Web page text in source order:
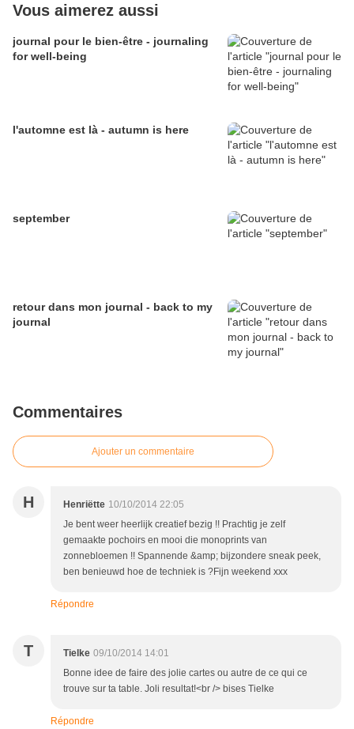
Vous aimerez aussi
journal pour le bien-être - journaling
for well-being
l'automne est là - autumn is here
september
retour dans mon journal - back to my
journal
Commentaires
Ajouter un commentaire
H Henriëtte 10/10/2014 22:05
Je bent weer heerlijk creatief bezig !! Prachtig je zelf
gemaakte pochoirs en mooi die monoprints van
zonnebloemen !! Spannende &amp; bijzondere sneak peek,
ben benieuwd hoe de techniek is ?Fijn weekend xxx
Répondre
T Tielke 09/10/2014 14:01
Bonne idee de faire des jolie cartes ou autre de ce qui ce
trouve sur ta table. Joli resultat!<br /> bises Tielke
Répondre